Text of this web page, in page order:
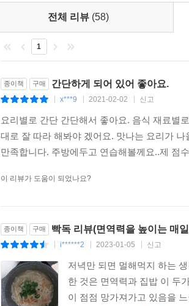
전체 리뷰 (58)
1
종이책 구매 간단하게 되어 있어 좋아요.
x***9 2021-02-02 신고
요리별로 간단 간단해서 좋아요. 음식 재료별
대로 잘 따라 해봐야 겠어요. 맛나는 요리가
만족합니다. 주방에두고 연습해볼께요..제 점
이 리뷰가 도움이 되었나요?
종이책 구매 빡독 리뷰(면역력을 높이는 매
i******2 2023-01-05 신고
저녁만 되면 멀해먹지 하는
한 것은 면역력과 집밥 이 두
이 점점 망가져가고 있음을